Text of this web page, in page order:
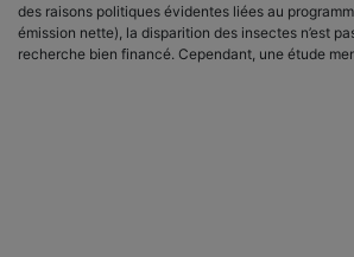
des raisons politiques évidentes liées au
émission nette), la disparition des insectes n’est
recherche bien financé. Cependant, une étude